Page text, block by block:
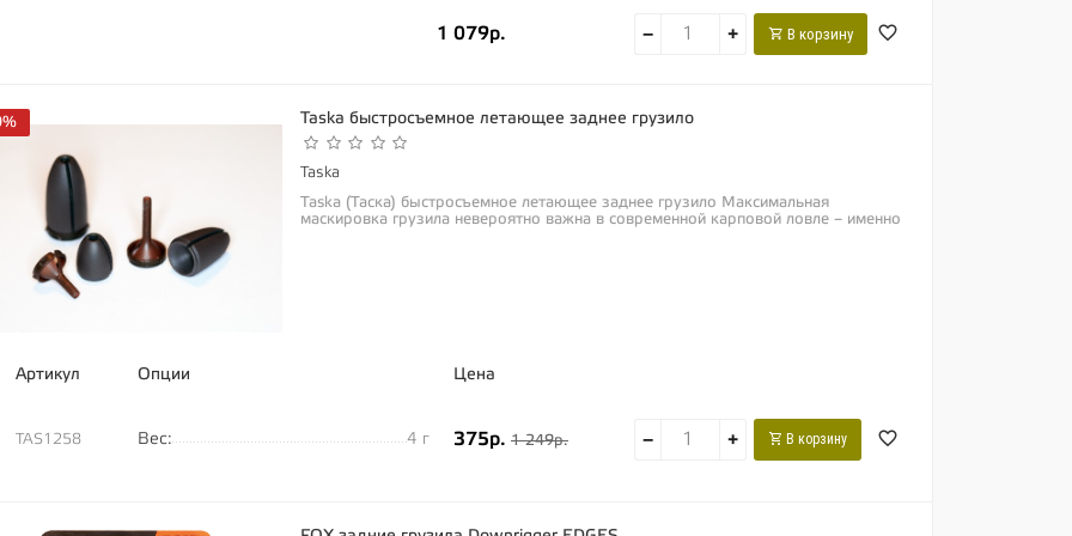
1 079р. − + В корзину
Taska быстросъемное летающее заднее грузило
Taska
Taska (Таска) быстросъемное летающее заднее грузило Максимальная
маскировка грузила невероятно важна в современной карповой ловле – именно
Артикул Опции Цена
TAS1258 Вес: 4 г 375р. 1 249р. − + В корзину